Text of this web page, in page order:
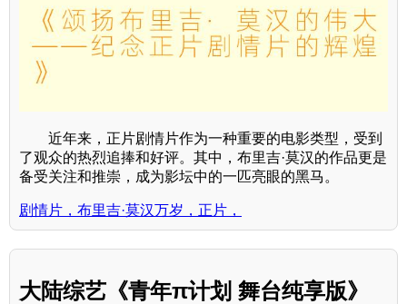
近年来，正片剧情片作为一种重要的电影类型，受到
了观众的热烈追捧和好评。其中，布里吉·莫汉的作品更是
备受关注和推崇，成为影坛中的一匹亮眼的黑马。
剧情片，布里吉·莫汉万岁，正片，
大陆综艺《青年π计划 舞台纯享版》